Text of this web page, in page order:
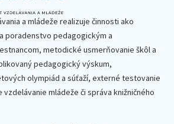
a mládeže realizuje činnosti ako
poradenstvo pedagogickým a
metodické usmerňovanie škôl a
pedagogický výskum,
olympiád a súťaží, externé testovanie
vzdelávanie mládeže či správa knižničného